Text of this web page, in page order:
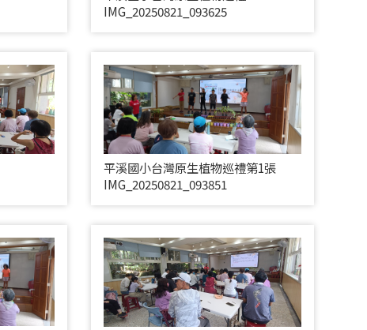
IMG_20250821_093625
平溪國小台灣原生植物巡禮第1張
IMG_20250821_093851